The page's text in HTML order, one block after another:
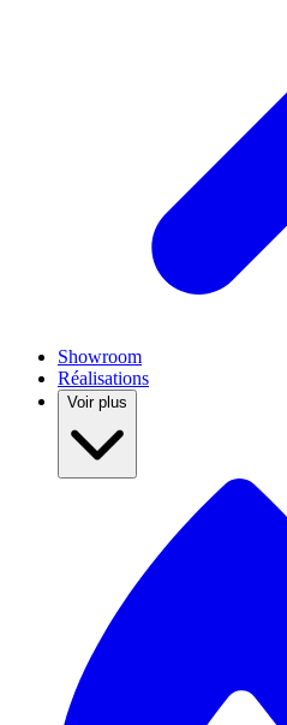
Showroom
Réalisations
Voir plus